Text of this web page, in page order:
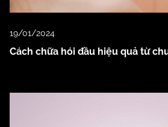
19/01/2024
Cách chữa hói đầu hiệu quả từ